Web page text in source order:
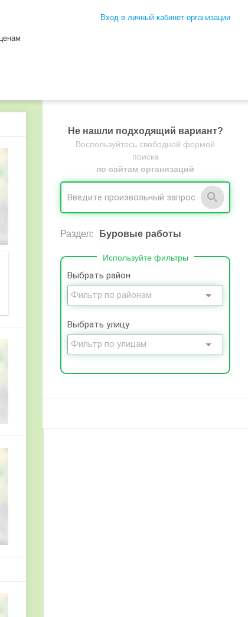
Вход в личный кабинет организации
Не нашли подходящий вариант?
Воспользуйтесь свободной формой
поиска
по сайтам организаций
Раздел: Буровые работы
Используйте фильтры
Выбрать район
Выбрать улицу